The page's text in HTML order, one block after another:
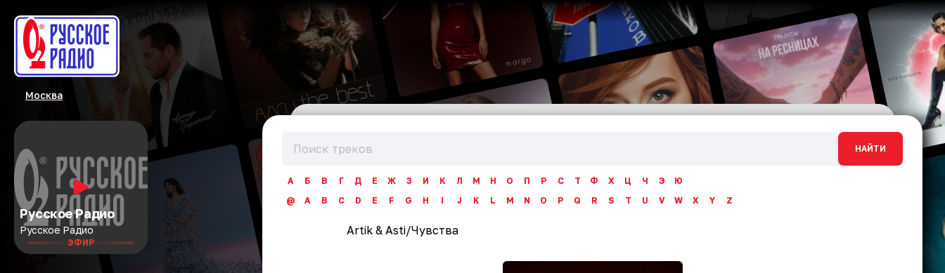
Москва
Русское Радио
Русское Радио
ЭФИР
НАЙТИ
А Б В Г Д Е Ж З И К Л М Н О П Р С Т Ф Х Ц Ч Э
Ю
@
A B C D E F G H I J K L M N O P Q R S T U V W X Y Z
Artik & Asti/Чувства